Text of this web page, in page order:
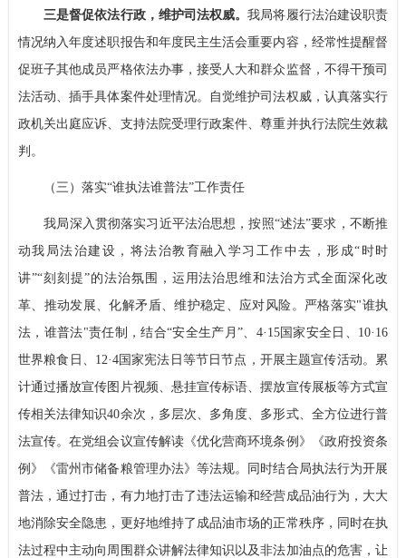
三是督促依法行政，维护司法权威。我局将履行法治建设职责
情况纳入年度述职报告和年度民主生活会重要内容，经常性提醒督
促班子其他成员严格依法办事，接受人大和群众监督，不得干预司
法活动、插手具体案件处理情况。自觉维护司法权威，认真落实行
政机关出庭应诉、支持法院受理行政案件、尊重并执行法院生效裁
判。
（三）落实“谁执法谁普法”工作责任
我局深入贯彻落实习近平法治思想，按照“述法”要求，不断推
动我局法治建设，将法治教育融入学习工作中去，形成“时时
讲”“刻刻提”的法治氛围，运用法治思维和法治方式全面深化改
革、推动发展、化解矛盾、维护稳定、应对风险。严格落实"谁执
法，谁普法"责任制，结合“安全生产月”、4· 15国家安全日、10·16
世界粮食日、12·4国家宪法日等节日节点，开展主题宣传活动。累
计通过播放宣传图片视频、悬挂宣传标语、摆放宣传展板等方式宣
传相关法律知识40余次，多层次、多角度、多形式、全方位进行普
法宣传。在党组会议宣传解读《优化营商环境条例》《政府投资条
例》《雷州市储备粮管理办法》等法规。同时结合局执法行为开展
普法，通过打击，有力地打击了违法运输和经营成品油行为，大大
地消除安全隐患，更好地维持了成品油市场的正常秩序，同时在执
法过程中主动向周围群众讲解法律知识以及非法加油点的危害，让